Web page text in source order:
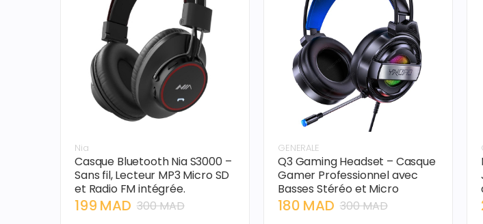
Nia
Casque Bluetooth Nia S3000 –
Sans fil, Lecteur MP3 Micro SD
et Radio FM intégrée.
199 MAD 300 MAD
GENERALE
Q3 Gaming Headset – Casque
Gamer Professionnel avec
Basses Stéréo et Micro
180 MAD 300 MAD